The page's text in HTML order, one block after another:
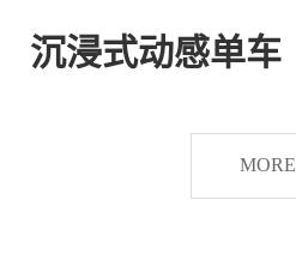
燃
沉浸式动感单车
MORE